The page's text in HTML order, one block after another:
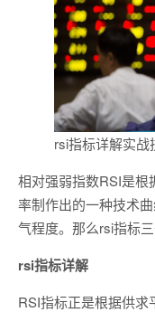
rsi指标详解实战
相对强弱指数RSI是根
率制作出的一种技术
气程度。那么rsi指标
rsi指标详解
RSI指标正是根据供